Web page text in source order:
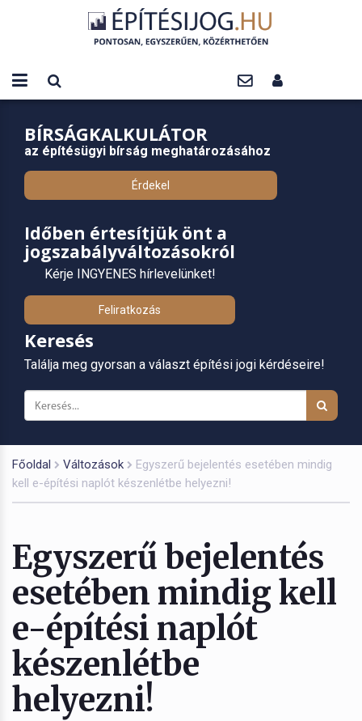
BÍRSÁGKALKULÁTOR
az építésügyi bírság meghatározásához
Érdekel
Időben értesítjük önt a
jogszabályváltozásokról
Kérje INGYENES hírlevelünket!
Feliratkozás
Keresés
Találja meg gyorsan a választ építési jogi kérdéseire!
Főoldal Változások
Egyszerű bejelentés esetében mindig
kell e-építési naplót készenlétbe helyezni!
Egyszerű bejelentés
esetében mindig kell
e-építési naplót
készenlétbe
helyezni!